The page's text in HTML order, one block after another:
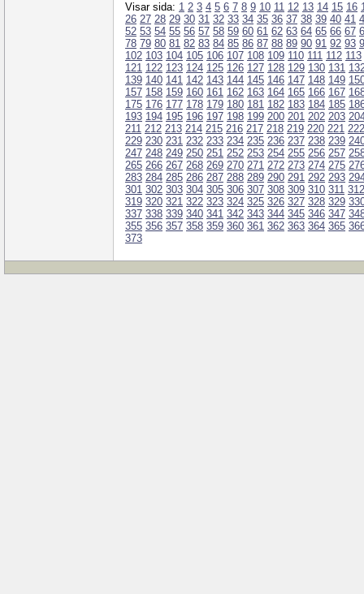
Visar sida: 1 2 3 4 5 6 7 8 9 10 11 12 13 14 15 16
26 27 28 29 30 31 32 33 34 35 36 37 38 39 40 41
52 53 54 55 56 57 58 59 60 61 62 63 64 65 66 67
78 79 80 81 82 83 84 85 86 87 88 89 90 91 92 93
102 103 104 105 106 107 108 109 110 111 112 113
121 122 123 124 125 126 127 128 129 130 131
139 140 141 142 143 144 145 146 147 148 149
157 158 159 160 161 162 163 164 165 166 167
175 176 177 178 179 180 181 182 183 184 185
193 194 195 196 197 198 199 200 201 202 203
211 212 213 214 215 216 217 218 219 220 221 222
229 230 231 232 233 234 235 236 237 238 239
247 248 249 250 251 252 253 254 255 256 257
265 266 267 268 269 270 271 272 273 274 275
283 284 285 286 287 288 289 290 291 292 293
301 302 303 304 305 306 307 308 309 310 311 312
319 320 321 322 323 324 325 326 327 328 329
337 338 339 340 341 342 343 344 345 346 347
355 356 357 358 359 360 361 362 363 364 365
373